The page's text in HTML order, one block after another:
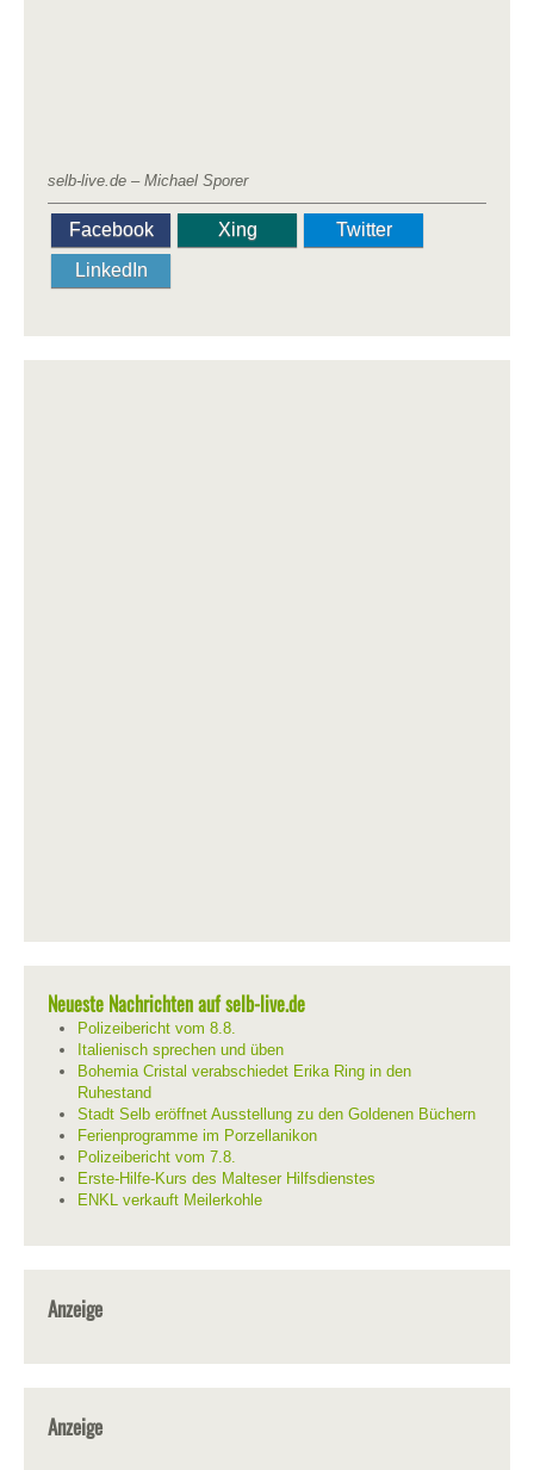
selb-live.de – Michael Sporer
Facebook Xing
Twitter
LinkedIn
Neueste Nachrichten auf selb-live.de
Polizeibericht vom 8.8.
Italienisch sprechen und üben
Bohemia Cristal verabschiedet Erika Ring in den
Ruhestand
Stadt Selb eröffnet Ausstellung zu den Goldenen Büchern
Ferienprogramme im Porzellanikon
Polizeibericht vom 7.8.
Erste-Hilfe-Kurs des Malteser Hilfsdienstes
ENKL verkauft Meilerkohle
Anzeige
Anzeige